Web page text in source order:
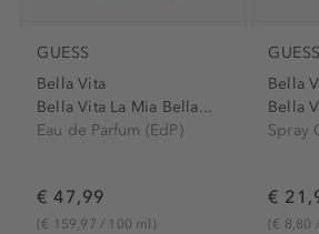
GUESS
Bella Vita
Bella Vita La Mia Bella...
Eau de Parfum (EdP)
€ 47,99
(€ 159,97 / 100 ml)
GUESS
Bella
Bella
Spray
€
(€ 8,80